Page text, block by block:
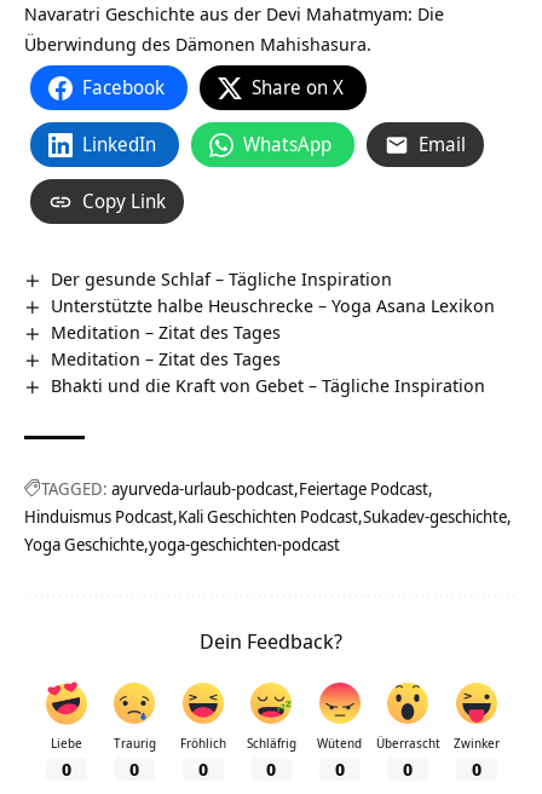
Navaratri Geschichte aus der Devi Mahatmyam: Die
Überwindung des Dämonen Mahishasura.
Facebook Share on X
LinkedIn WhatsApp Email
Copy Link
Der gesunde Schlaf – Tägliche Inspiration
Unterstützte halbe Heuschrecke – Yoga Asana Lexikon
Meditation – Zitat des Tages
Meditation – Zitat des Tages
Bhakti und die Kraft von Gebet – Tägliche Inspiration
TAGGED: ayurveda-urlaub-podcast Feiertage Podcast
Hinduismus Podcast Kali Geschichten Podcast Sukadev-geschichte
Yoga Geschichte yoga-geschichten-podcast
Dein Feedback?
Liebe
0
Traurig
0
Fröhlich
0
Schläfrig
0
Wütend
0
Überrascht
0
Zwinker
0